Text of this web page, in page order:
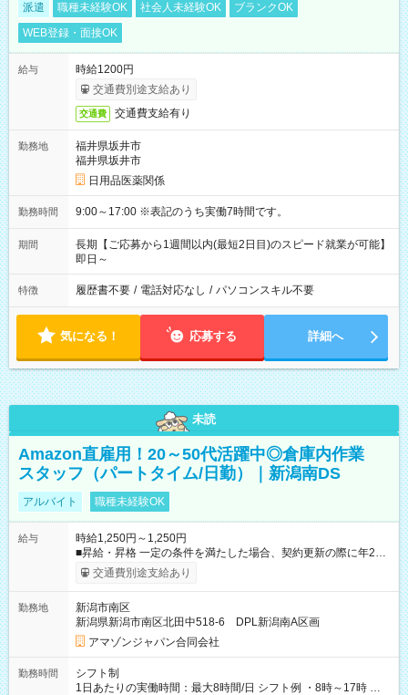
派遣 職種未経験OK 社会人未経験OK
ブランクOK
WEB登録・面接OK
給与
時給1200円
交通費別途支給あり
交通費 交通費支給有り
勤務地
福井県坂井市
福井県坂井市
日用品医薬関係
勤務時間 9:00～17:00 ※表記のうち実働7時間です。
期間
長期【ご応募から1週間以内(最短2日目)のスピード就業が可能】
即日～
特徴 履歴書不要 / 電話対応なし / パソコンスキル不要
気になる！ 応募する 詳細へ
未読
Amazon直雇用！20～50代活躍中◎倉庫内作業
スタッフ（パートタイム/日勤）｜新潟南DS
アルバイト 職種未経験OK
給与
時給1,250円～1,250円
■昇給・昇格 一定の条件を満たした場合、契約更新の際に年2回
まで昇給の機会があります。 ■正社員登用制度あり ※月末締/翌
月25日支払い ※時間外手当、別途支給 ※深夜割増賃金 (22:00～
☆Amazon直雇用で安定して働けます！ 【試用期間】試用期間
あり 試用期間の長さ：1週間 雇用形態、給与は本採用時と同じ
です。
交通費別途支給あり
勤務地
新潟市南区
新潟県新潟市南区北田中518-6 DPL新潟南A区画
アマゾンジャパン合同会社
勤務時間
シフト制
1日あたりの実働時間：最大8時間/日 シフト例 ・8時～17時 ・